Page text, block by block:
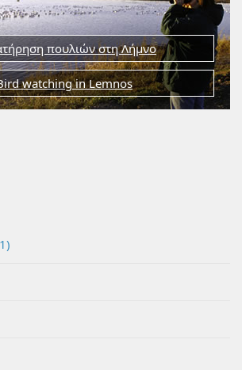
πουλιών στη Λήμνο
watching in Lemnos